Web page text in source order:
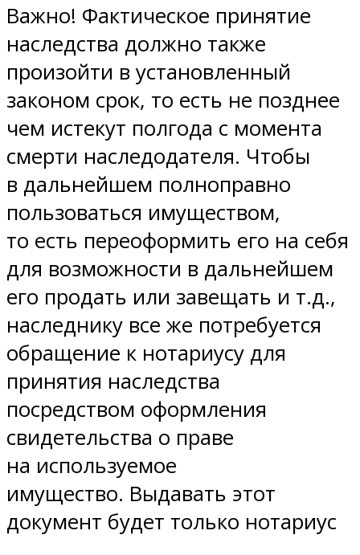
Важно! Фактическое принятие
наследства должно также
произойти в установленный
законом срок, то есть не позднее
чем истекут полгода с момента
смерти наследодателя. Чтобы
в дальнейшем полноправно
пользоваться имуществом,
то есть переоформить его на себя
для возможности в дальнейшем
его продать или завещать и т.д.,
наследнику все же потребуется
обращение к нотариусу для
принятия наследства
посредством оформления
свидетельства о праве
на используемое
имущество. Выдавать этот
документ будет только нотариус